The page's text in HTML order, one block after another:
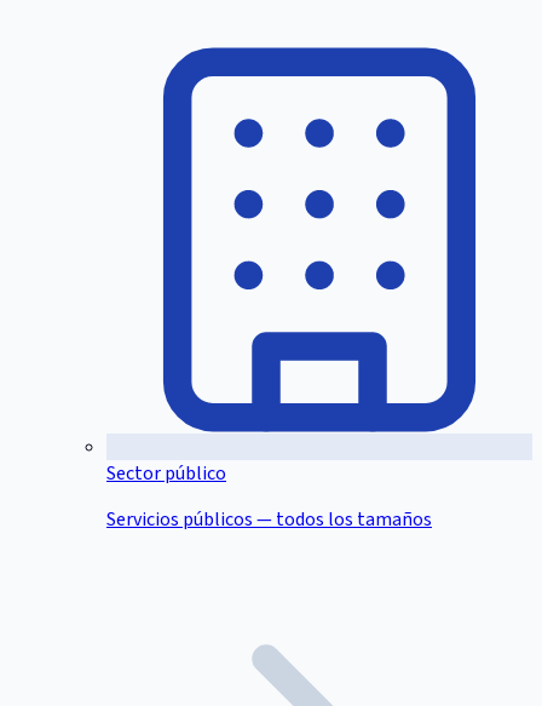
Sector público
Servicios públicos — todos los tamaños